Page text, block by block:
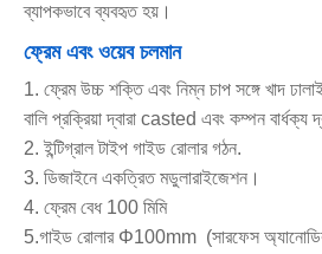
ব্যাপকভাবে ব্যবহৃত হয়।
ফ্রেম এবং ওয়েব চলমান
1. ফ্রেম উচ্চ শক্তি এবং নিম্ন চাপ সঙ্গে খাদ
বালি প্রক্রিয়া দ্বারা casted এবং কম্পন বার্ধক্য
2. ইন্টিগ্রাল টাইপ গাইড রোলার গঠন.
3. ডিজাইনে একত্রিত মডুলারাইজেশন।
4. ফ্রেম বেধ 100 মিমি
5.গাইড রোলার Φ100mm (সারফেস অ্যানোডিক